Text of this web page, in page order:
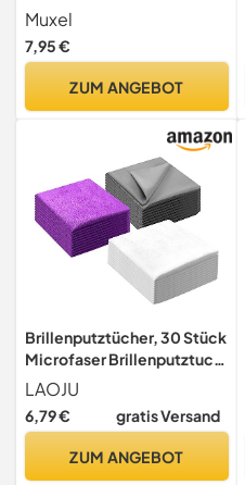
Reinigungstücher Bambus
Brillen u. Handy Tuch 3
Tücher
Muxel
7,95 €
ZUM ANGEBOT
Brillenputztücher, 30 Stück
Microfaser Brillenputztuch
Reinigungstücher für Brillen
Sonnenbrillen Bildschirme
Kamera Tabletten Objektiv
LAOJU
6,79 € gratis Versand
ZUM ANGEBOT